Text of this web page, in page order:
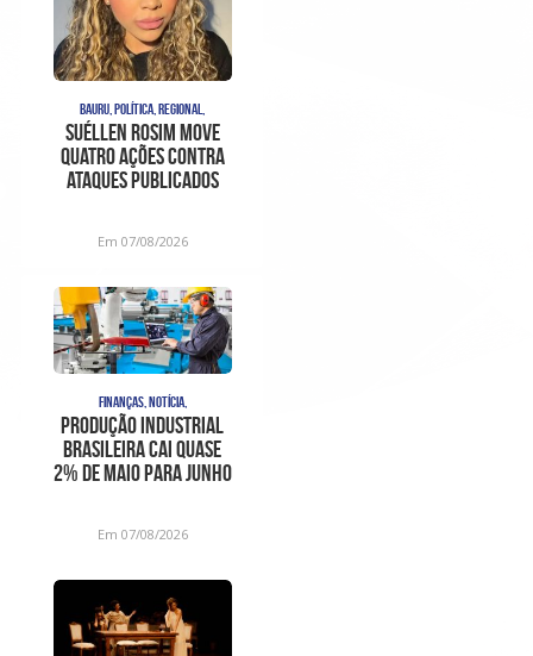
BAURU, POLÍTICA, REGIONAL,
Suéllen Rosim move
quatro ações contra
ataques publicados
Em 07/08/2026
FINANÇAS, NOTÍCIA,
Produção industrial
brasileira cai quase
2% de maio para junho
Em 07/08/2026